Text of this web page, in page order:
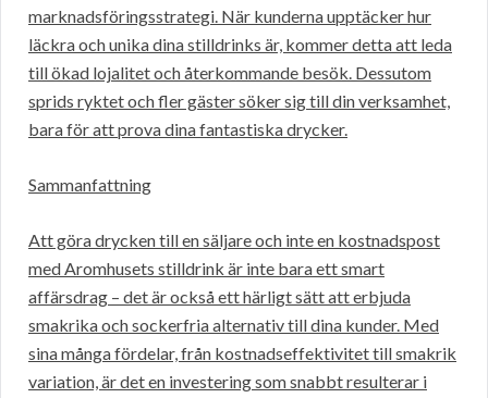
marknadsföringsstrategi. När kunderna upptäcker hur
läckra och unika dina stilldrinks är, kommer detta att leda
till ökad lojalitet och återkommande besök. Dessutom
sprids ryktet och fler gäster söker sig till din verksamhet,
bara för att prova dina fantastiska drycker.
Sammanfattning
Att göra drycken till en säljare och inte en kostnadspost
med Aromhusets stilldrink är inte bara ett smart
affärsdrag – det är också ett härligt sätt att erbjuda
smakrika och sockerfria alternativ till dina kunder. Med
sina många fördelar, från kostnadseffektivitet till smakrik
variation, är det en investering som snabbt resulterar i